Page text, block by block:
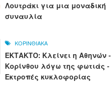
Λουτράκι για μια μοναδική
συναυλία
ΚΟΡΙΝΘΙΑΚΑ
ΕΚΤΑΚΤΟ: Κλείνει η Αθηνών -
Κορίνθου λόγω της φωτιάς -
Εκτροπές κυκλοφορίας